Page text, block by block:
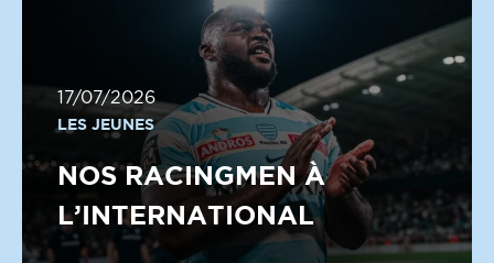
17/07/2026
LES JEUNES
NOS RACINGMEN À
L’INTERNATIONAL